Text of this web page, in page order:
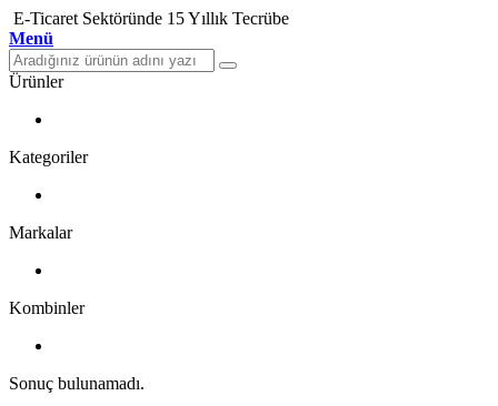
E-Ticaret Sektöründe 15 Yıllık Tecrübe
Menü
Ürünler
Kategoriler
Markalar
Kombinler
Sonuç bulunamadı.